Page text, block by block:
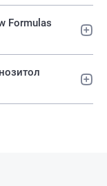
Formulas